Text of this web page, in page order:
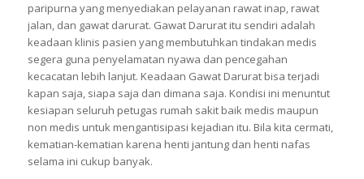
paripurna yang menyediakan pelayanan rawat inap, rawat
jalan, dan gawat darurat. Gawat Darurat itu sendiri adalah
keadaan klinis pasien yang membutuhkan tindakan medis
segera guna penyelamatan nyawa dan pencegahan
kecacatan lebih lanjut. Keadaan Gawat Darurat bisa terjadi
kapan saja, siapa saja dan dimana saja. Kondisi ini menuntut
kesiapan seluruh petugas rumah sakit baik medis maupun
non medis untuk mengantisipasi kejadian itu. Bila kita cermati,
kematian-kematian karena henti jantung dan henti nafas
selama ini cukup banyak.